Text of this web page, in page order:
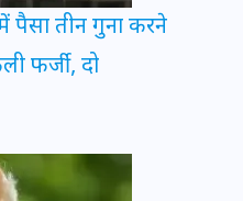
पैसा तीन गुना करने
फर्जी, दो